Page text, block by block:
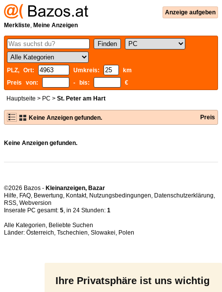
Ihre Privatsphäre ist uns wichtig
Anzeige aufgeben
Merkliste, Meine Anzeigen
PLZ, Ort: Umkreis:
km
Preis von:
- bis: €
Hauptseite > PC > St. Peter am Hart
Keine Anzeigen gefunden. Preis
Keine Anzeigen gefunden.
©2026 Bazos - Kleinanzeigen, Bazar
Hilfe, FAQ, Bewertung, Kontakt, Nutzungsbedingungen, Datenschutzerklärung,
RSS,
Inserate PC gesamt: 5, in 24 Stunden: 1
Alle Kategorien, Beliebte Suchen
Länder: Österreich, Tschechien, Slowakei, Polen